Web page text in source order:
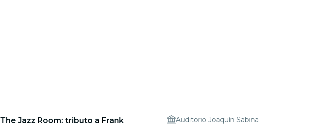
The Jazz Room: tributo a Frank
Auditorio Joaquín Sabina